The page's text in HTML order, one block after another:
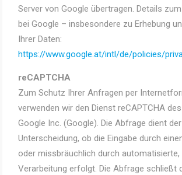
Server von Google übertragen. Details
bei Google – insbesondere zu Erhebung
Ihrer Daten:
https://www.google.at/intl/de/policies/
reCAPTCHA
Zum Schutz Ihrer Anfragen per
verwenden wir den Dienst reCAPTCHA
Google Inc. (Google). Die Abfrage dient der
Unterscheidung, ob die Eingabe durch
oder missbräuchlich durch automatisierte,
Verarbeitung erfolgt. Die Abfrage schließt